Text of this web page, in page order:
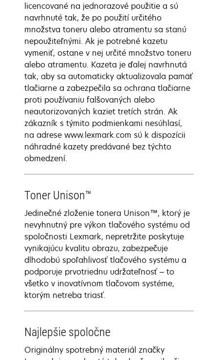
licencované na jednorazové použitie a sú
navrhnuté tak, že po použití určitého
množstva toneru alebo atramentu sa stanú
nepoužiteľnými. Ak je potrebné kazetu
vymeniť, ostane v nej určité množstvo toneru
alebo atramentu. Kazeta je ďalej navrhnutá
tak, aby sa automaticky aktualizovala pamäť
tlačiarne a zabezpečila sa ochrana tlačiarne
proti používaniu falšovaných alebo
neautorizovaných kaziet tretích strán. Ak
zákazník s týmito podmienkami nesúhlasí,
na adrese www.lexmark.com sú k dispozícii
náhradné kazety predávané bez týchto
obmedzení.
Toner Unison™
Jedinečné zloženie tonera Unison™, ktorý je
nevyhnutný pre výkon tlačového systému od
spoločnosti Lexmark, nepretržite poskytuje
vynikajúcu kvalitu obrazu, zabezpečuje
dlhodobú spoľahlivosť tlačového systému a
podporuje prvotriednu udržateľnosť – to
všetko v inovatívnom tlačovom systéme,
ktorým netreba triasť.
Najlepšie spoločne
Originálny spotrebný materiál značky